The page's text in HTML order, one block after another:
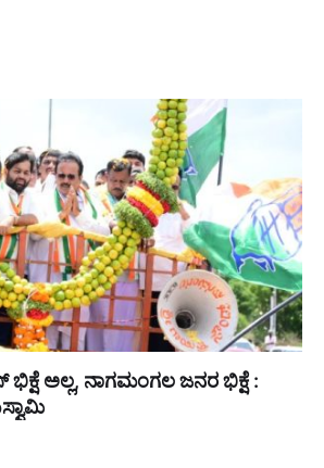
ಭಿಕ್ಷೆ ಅಲ್ಲ, ನಾಗಮಂಗಲ ಜನರ ಭಿಕ್ಷೆ :